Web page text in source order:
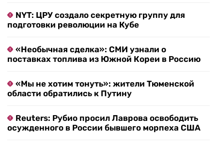
NYT: ЦРУ создало секретную группу для
подготовки революции на Кубе
«Необычная сделка»: СМИ узнали о
поставках топлива из Южной Кореи в Россию
«Мы не хотим тонуть»: жители Тюменской
области обратились к Путину
Reuters: Рубио просил Лаврова освободить
осужденного в России бывшего морпеха США